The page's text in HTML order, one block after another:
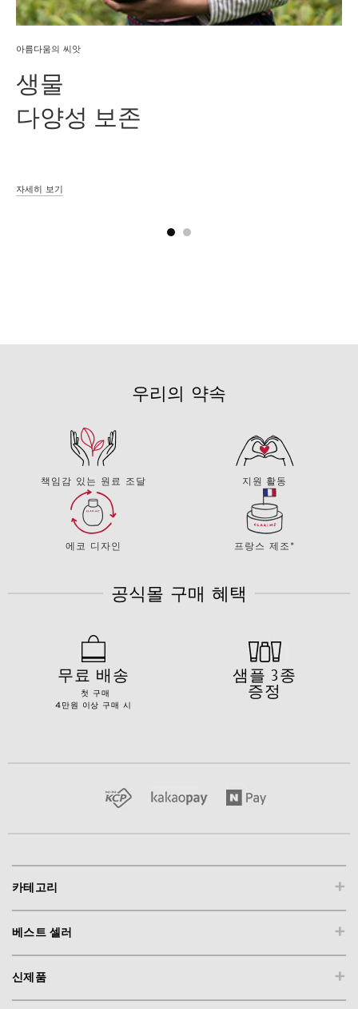
아름다움의 씨앗
생물
다양성 보존
자세히 보기
우리의 약속
책임감 있는 원료 조달 지원 활동
에코 디자인 프랑스 제조*
공식몰 구매 혜택
무료 배송
첫 구매
4만원 이상 구매 시
샘플 3종
증정
+
카테고리
+
베스트 셀러
+
신제품